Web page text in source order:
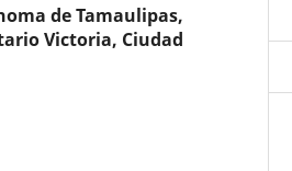
de Tamaulipas,
Victoria, Ciudad